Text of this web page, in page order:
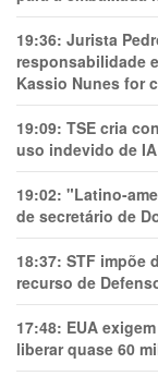
19:36: Jurista
responsabilidade
Kassio Nunes for
19:09: TSE cria
uso indevido de
19:02: "Latino-
de secretário de
18:37: STF impõe
recurso de
17:48: EUA
liberar quase 60